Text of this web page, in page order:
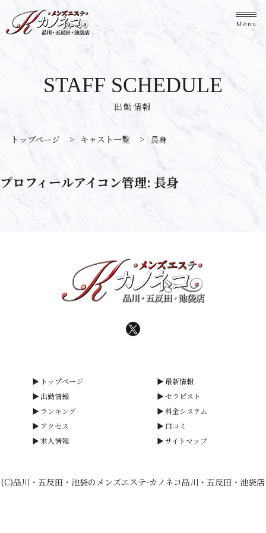
Menu
出勤情報
STAFF SCHEDULE
トップページ > キャスト一覧 > 長身
プロフィールアイコン管理: 長身
トップページ
最新情報
出勤情報
セラピスト
ランキング
料金システム
アクセス
口コミ
求人情報
サイトマップ
(C)品川・五反田・池袋のメンズエステ-カノネコ品川・五反田・池袋店